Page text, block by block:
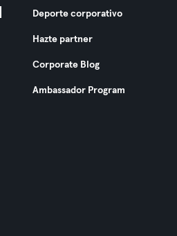
Deporte corporativo
Hazte partner
Corporate Blog
Ambassador Program